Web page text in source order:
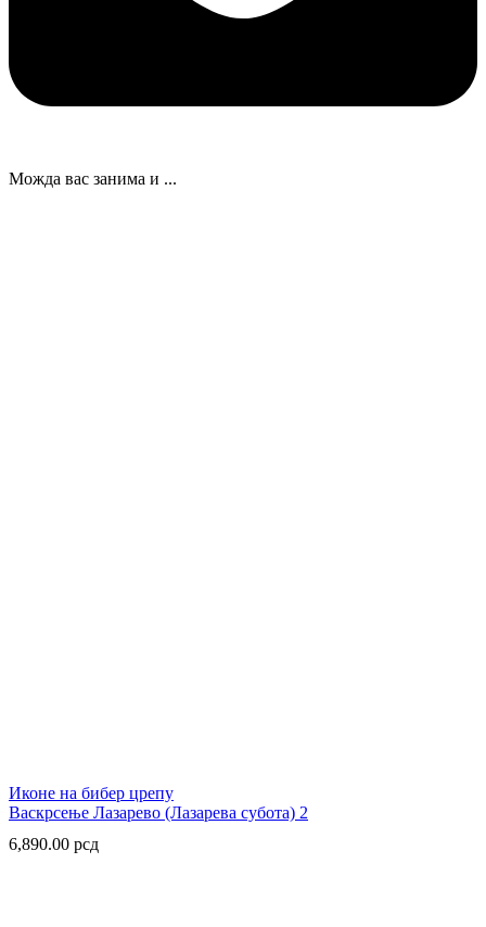
Можда вас занима и ...
Иконе на бибер црепу
Васкрсење Лазарево (Лазарева субота) 2
6,890.00 рсд